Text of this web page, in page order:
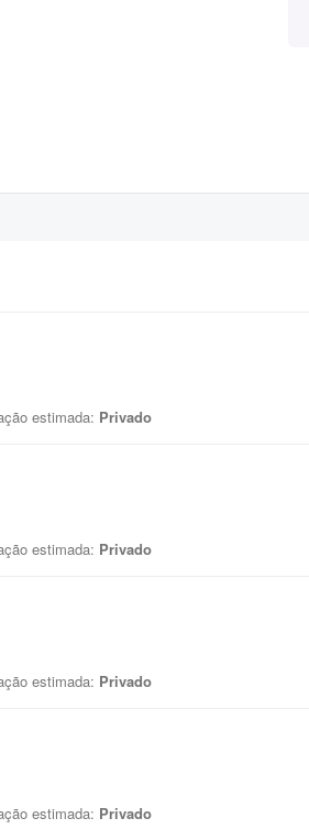
estimada: Privado
estimada: Privado
estimada: Privado
estimada: Privado